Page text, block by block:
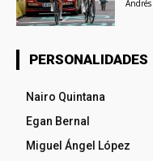
PERSONALIDADES
Nairo Quintana
Egan Bernal
Miguel Ángel López